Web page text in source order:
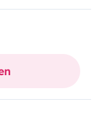
X 650 répond
de 10 cm et de
vous offre un